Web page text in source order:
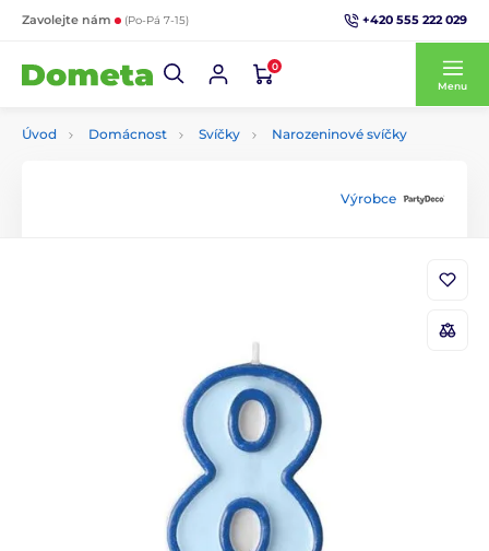
Zavolejte nám (Po-Pá 7-15) +420 555 222 029
0
Menu
Úvod Domácnost Svíčky Narozeninové svíčky
Výrobce